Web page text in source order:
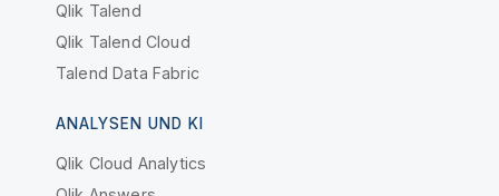
Qlik Talend
Qlik Talend Cloud
Talend Data Fabric
ANALYSEN UND KI
Qlik Cloud Analytics